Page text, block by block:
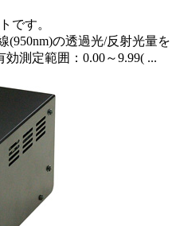
です。
(950nm)の透過光/反射光量を
測定範囲：0.00～9.99( ...